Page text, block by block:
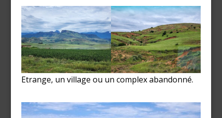
Etrange, un village ou un complex abandonné.